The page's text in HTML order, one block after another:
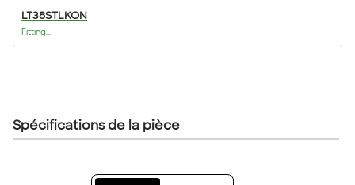
LT38STLKON
Fitting...
Spécifications de la pièce